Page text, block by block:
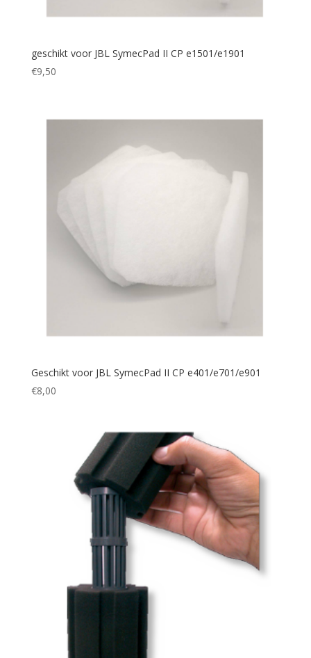
geschikt voor JBL SymecPad II CP e1501/e1901
€9,50
Geschikt voor JBL SymecPad II CP e401/e701/e901
€8,00